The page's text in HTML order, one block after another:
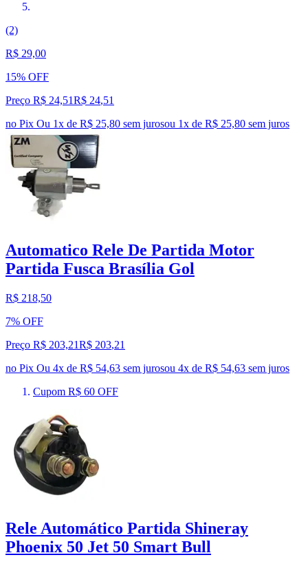
(2)
R$ 29,00
15% OFF
Preço R$ 24,51R$ 24,51
no Pix Ou 1x de R$ 25,80 sem jurosou 1x de R$ 25,80 sem juros
Automatico Rele De Partida Motor
Partida Fusca Brasília Gol
R$ 218,50
7% OFF
Preço R$ 203,21R$ 203,21
no Pix Ou 4x de R$ 54,63 sem jurosou 4x de R$ 54,63 sem juros
Cupom R$ 60 OFF
Rele Automático Partida Shineray
Phoenix 50 Jet 50 Smart Bull